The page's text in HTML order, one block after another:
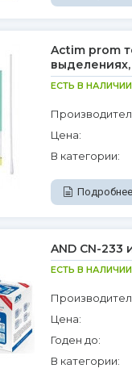
Actim prom
ЕСТЬ В НАЛИЧИИ
Цена:
В категории:
Подробнее
AND CN-233
ЕСТЬ В НАЛИЧИИ
Цена:
Годен до:
В категории: